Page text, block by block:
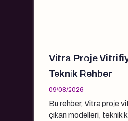
Vitra Proje
Teknik Rehber
09/08/2026
Bu rehber, Vitra proje
çıkan modelleri, teknik